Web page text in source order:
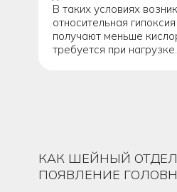
В таких условиях
относительная
получают меньше
требуется при нагрузке.
КАК ШЕЙНЫЙ
ПОЯВЛЕНИЕ